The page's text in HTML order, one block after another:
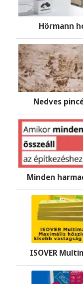
Hörmann
Nedves
Minden
ISOVER